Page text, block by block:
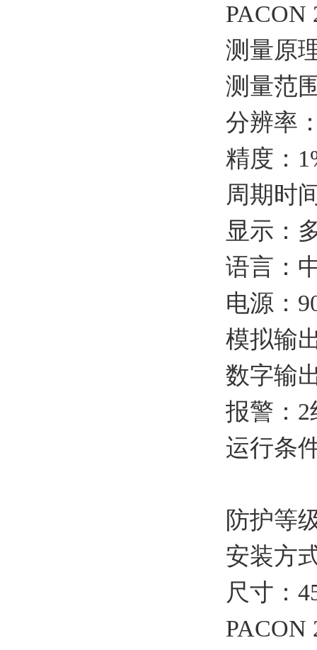
PACON
测量原
测量范
分辨率
精度：
周期时
显示：
语言：
电源：
模拟输
数字输
报警：
运行条
防护等
安装方
尺寸：
PACON